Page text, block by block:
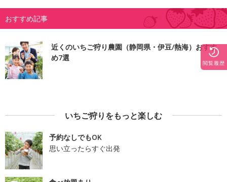
おすすめ記事
近くのいちご狩り農園（静岡県・伊豆/熱海）おすす
め7選
いちご狩りをもっと楽しむ
予約なしでもOK
思い立ったらすぐ出発
閲覧履歴